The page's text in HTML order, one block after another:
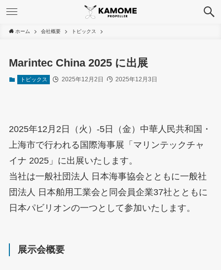
ホーム 会社概要 トピックス
Marintec China 2025 に出展
トピックス 2025年12月2日 2025年12月3日
2025年12月2日（火）-5日（金）中華人民共和国・
上海市で行われる国際海事展「マリンテックチャ
イナ 2025」に出展いたします。
当社は一般社団法人 日本海事協会とともに一般社
団法人 日本舶用工業会と同会員企業37社とともに
日本パビリオンの一つとして参加いたします。
展示会概要